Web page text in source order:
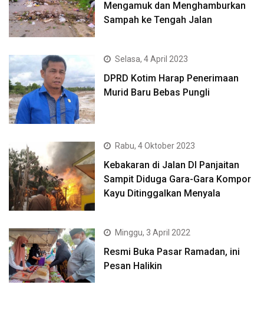
Mengamuk dan Menghamburkan
Sampah ke Tengah Jalan
Selasa, 4 April 2023
DPRD Kotim Harap Penerimaan
Murid Baru Bebas Pungli
Rabu, 4 Oktober 2023
Kebakaran di Jalan DI Panjaitan
Sampit Diduga Gara-Gara Kompor
Kayu Ditinggalkan Menyala
Minggu, 3 April 2022
Resmi Buka Pasar Ramadan, ini
Pesan Halikin